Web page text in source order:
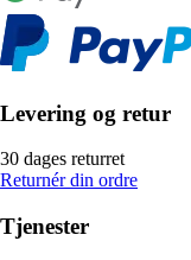
Levering og retur
30 dages returret
Returnér din ordre
Tjenester